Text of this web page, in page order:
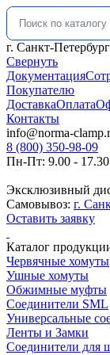
Искать:
г. Санкт-Петербург
Свернуть
Документация
Покупателю
ДоставкаОплата
Контакты
info@norma-
8 (800) 350-98-09
Пн-Пт: 9.00 -
Эксклюзивный
Самовывоз: г.
Оставить заявку
Каталог
Червячные хомуты
Ушные хомуты
Обжимные муфты
Соединители SML
Универсальные
Ленты и Замки
Соединители для